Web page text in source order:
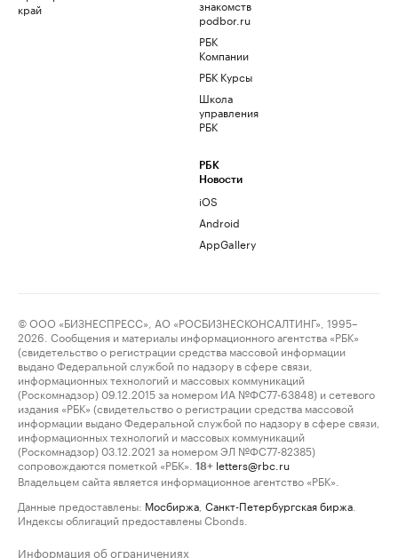
край
знакомств
podbor.ru
РБК
Компании
РБК Курсы
Школа
управления
РБК
РБК
Новости
iOS
Android
AppGallery
© ООО «БИЗНЕСПРЕСС», АО «РОСБИЗНЕСКОНСАЛТИНГ», 1995–
2026. Сообщения и материалы информационного агентства «РБК»
(свидетельство о регистрации средства массовой информации
выдано Федеральной службой по надзору в сфере связи,
информационных технологий и массовых коммуникаций
(Роскомнадзор) 09.12.2015 за номером ИА №ФС77-63848) и сетевого
издания «РБК» (свидетельство о регистрации средства массовой
информации выдано Федеральной службой по надзору в сфере связи,
информационных технологий и массовых коммуникаций
(Роскомнадзор) 03.12.2021 за номером ЭЛ №ФС77-82385)
сопровождаются пометкой «РБК».
18+ letters@rbc.ru
Владельцем сайта является информационное агентство «РБК».
Данные предоставлены: Мосбиржа Санкт-Петербургская биржа
Индексы облигаций предоставлены Cbonds.
Информация об ограничениях